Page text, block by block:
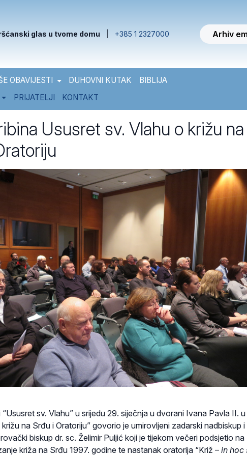
glas u tvome domu +385 1 2327000 Arhiv
OBAVIJESTI DUHOVNI KUTAK
BIBLIJA
PRIJATELJI KONTAKT
Ususret sv. Vlahu o križu na
sv. Vlahu” u srijedu 29. siječnja u dvorani Ivana Pavla II. u
na Srđu i Oratoriju” govorio je umirovljeni zadarski nadbiskup i
biskup dr. sc. Želimir Puljić koji je tijekom večeri podsjetio na
križa na Srđu 1997. godine te nastanak oratorija “Križ – in hoc